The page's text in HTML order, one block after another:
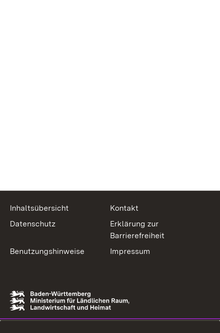
Inhaltsübersicht
Kontakt
Datenschutz
Erklärung zur
Barrierefreiheit
Benutzungshinweise
Impressum